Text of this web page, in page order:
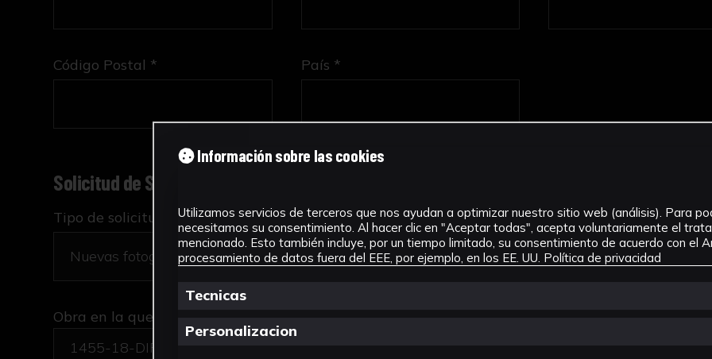
Código Postal * País *
Solicitud de Servicio
Tipo de solicitud *
Obra en la que está interesado/a
1455-18-DIR-GRAB/Bulevar
Información sobre las cookies
Utilizamos servicios de terceros que nos ayudan a optimizar nuestro sitio web (análisis). Para
necesitamos su consentimiento. Al hacer clic en "Aceptar todas", acepta voluntariamente el
mencionado. Esto también incluye, por un tiempo limitado, su consentimiento de acuerdo con el
procesamiento de datos fuera del EEE, por ejemplo, en los EE. UU. Política de privacidad
Tecnicas
Personalizacion